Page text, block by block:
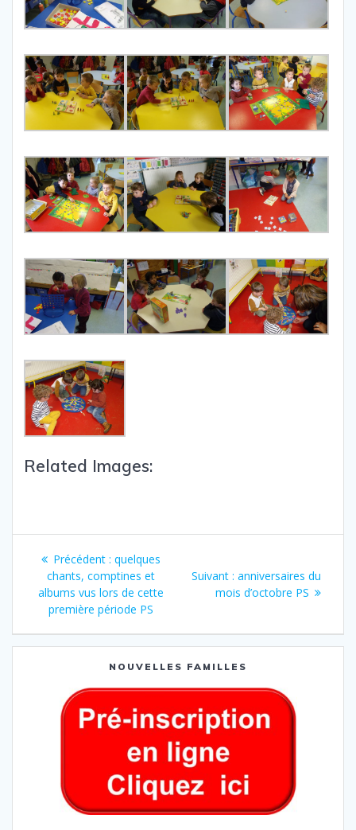
Related Images:
Précédent : quelques
chants, comptines et
albums vus lors de cette
première période PS
Suivant : anniversaires du
mois d’octobre PS
NOUVELLES FAMILLES